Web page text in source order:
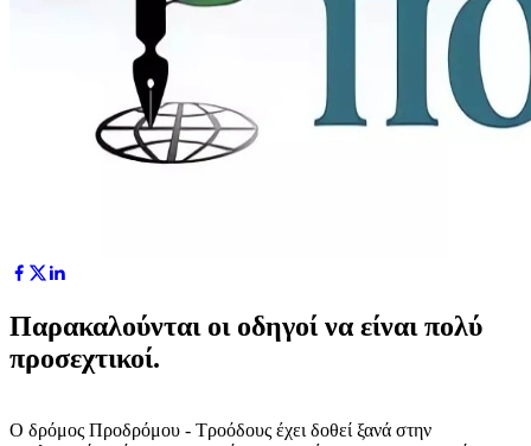
Παρακαλούνται οι οδηγοί να είναι πολύ
προσεχτικοί.
Ο δρόμος Προδρόμου - Τροόδους έχει δοθεί ξανά στην